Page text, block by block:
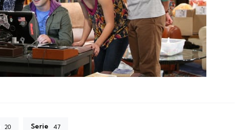
20 Serie 47